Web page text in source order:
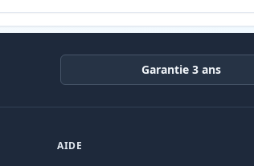
Garantie 3 ans
AIDE